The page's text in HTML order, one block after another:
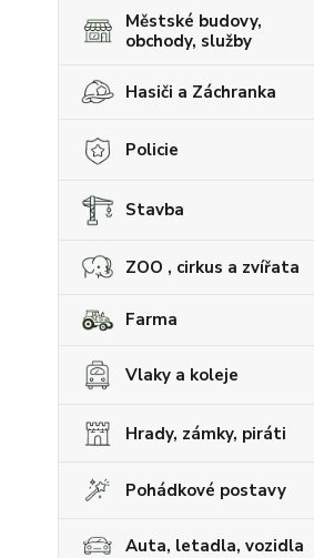
Městské budovy,
obchody, služby
Hasiči a Záchranka
Policie
Stavba
ZOO , cirkus a zvířata
Farma
Vlaky a koleje
Hrady, zámky, piráti
Pohádkové postavy
Auta, letadla, vozidla